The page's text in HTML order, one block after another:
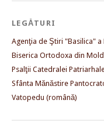
LEGĂTURI
Agenţia de Ştiri "Basilica" a
Biserica Ortodoxa din
Psalţii Catedralei
Sfânta Mănăstire
Vatopedu (română)